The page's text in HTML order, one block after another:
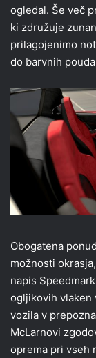
ogledal. Še več
ki združuje
prilagojenimo
do barvnih
Obogatena
možnosti
napis
ogljikovih vlaken
vozila v
McLarnovi
oprema pri vseh